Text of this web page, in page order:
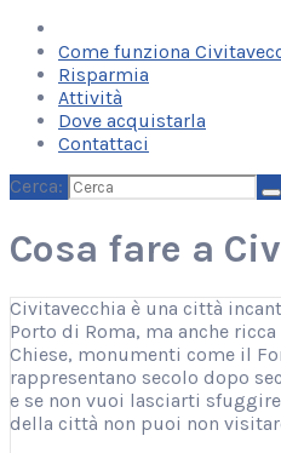
Come funziona
Risparmia
Attività
Dove acquistarla
Contattaci
Cerca:
Cosa fare a
Civitavecchia è una città
Porto di Roma, ma anche
Chiese, monumenti come il
rappresentano secolo dopo
e se non vuoi lasciarti
della città non puoi non